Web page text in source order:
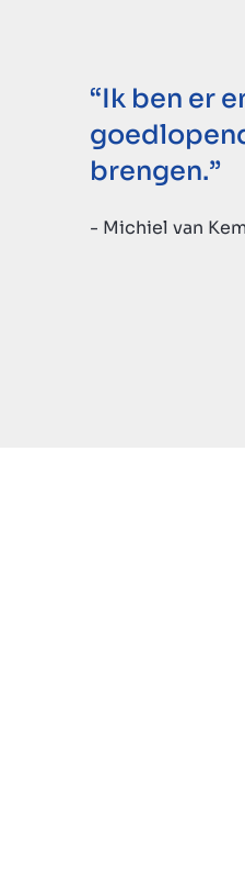
“Ik ben er
brengen.”
- Michiel van